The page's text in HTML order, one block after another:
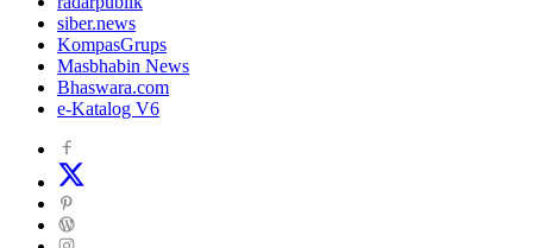
siber.news
KompasGrups
Masbhabin News
Bhaswara.com
e-Katalog V6